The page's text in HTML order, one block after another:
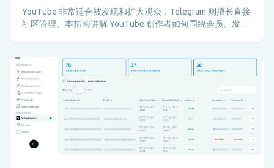
YouTube 非常适合被发现和扩大观众，Telegram 则擅长直接
社区管理。本指南讲解 YouTube 创作者如何围绕会员、发布